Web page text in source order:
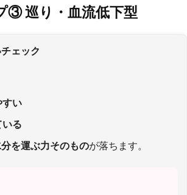
③ 巡り・血流低下型
ェック
すい
る
を運ぶ力そのものが落ちます。